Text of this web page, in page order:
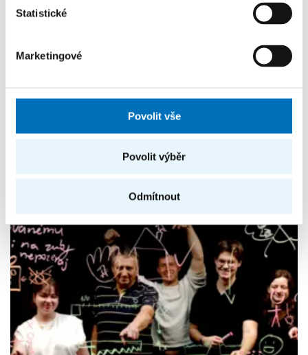
Statistické
Marketingové
Povolit vše
Povolit výběr
Odmítnout
8. 6. 2026
FIT ČVUT uzavřela memorandum o spolupráci se